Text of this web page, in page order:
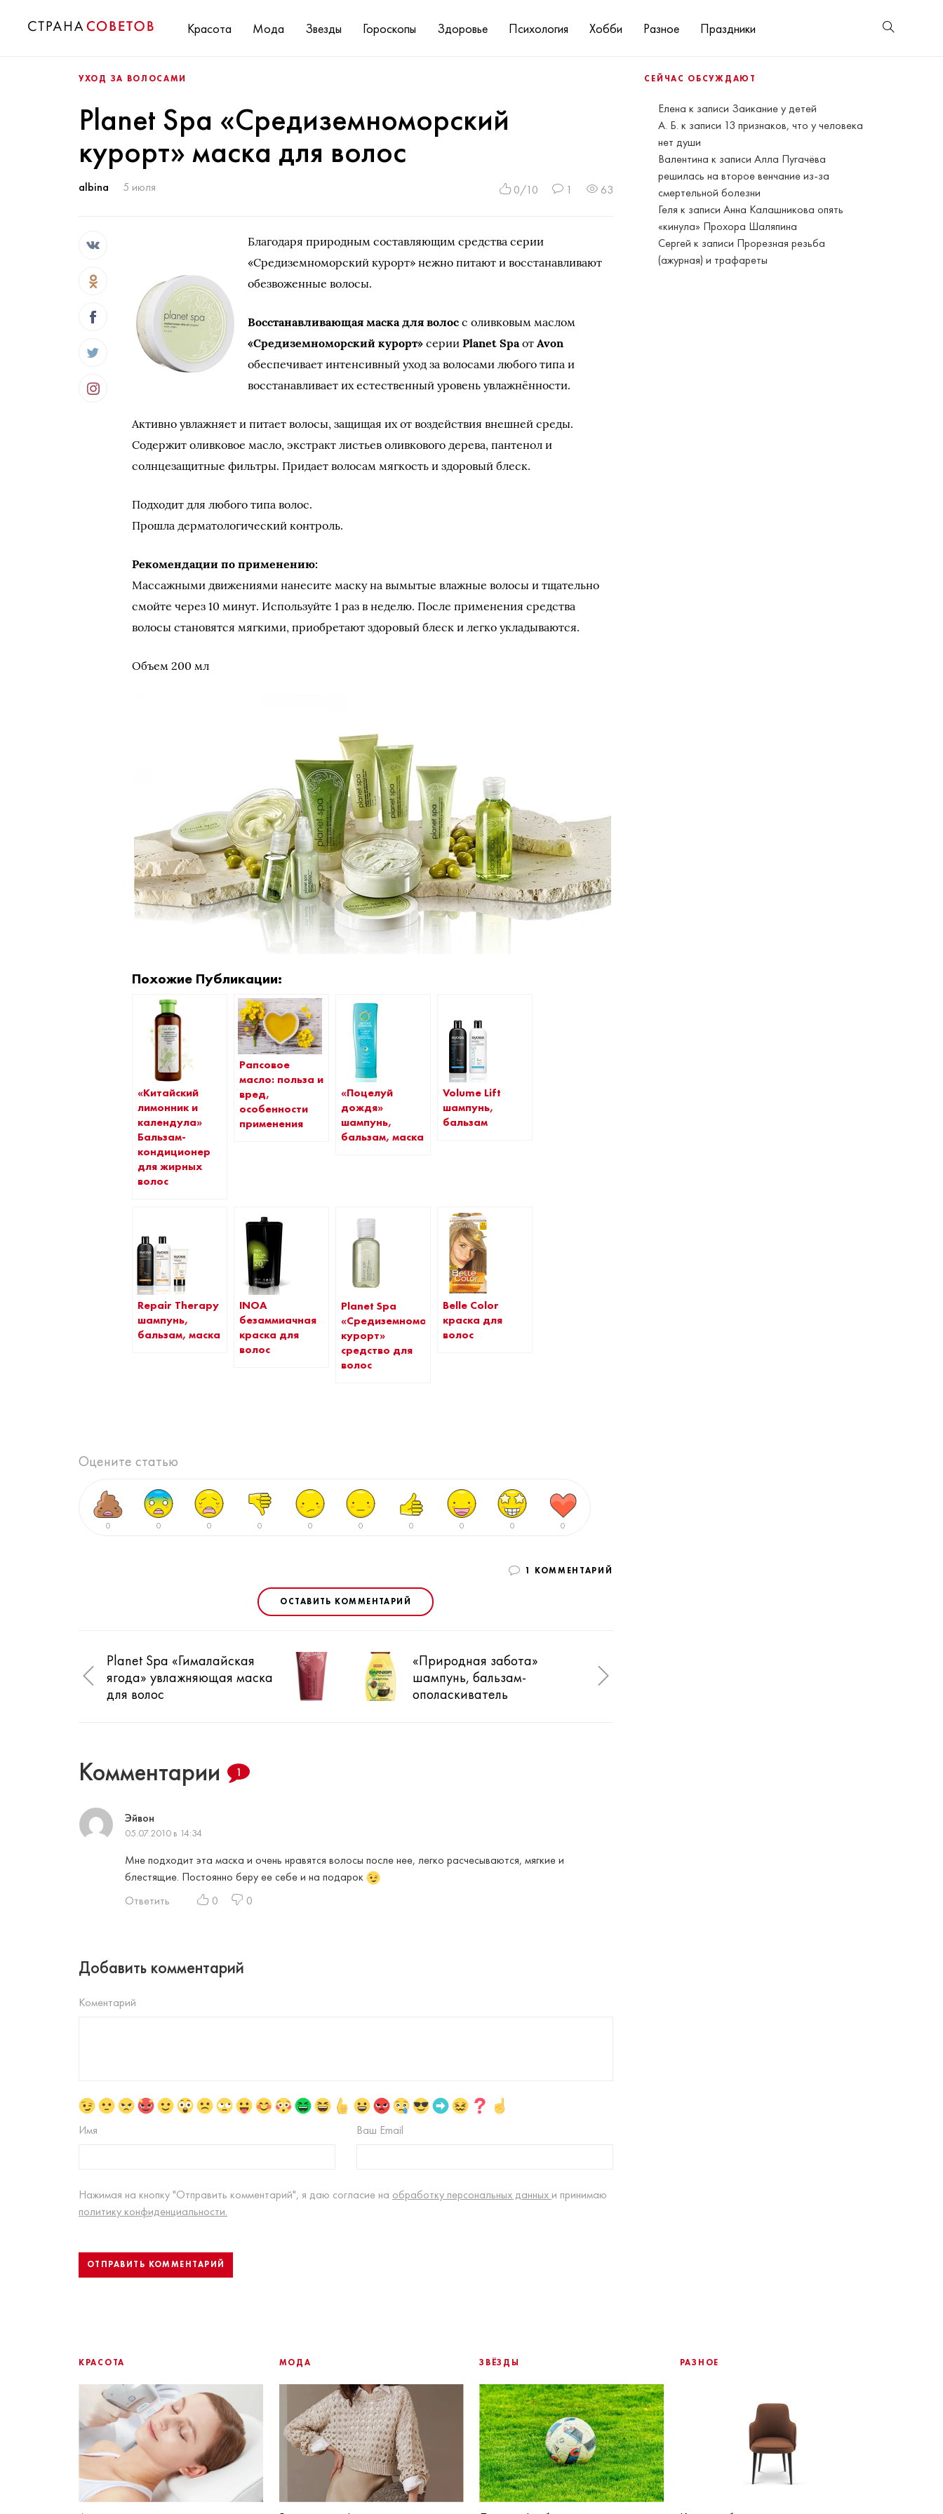
Красота Мода Звезды Гороскопы Здоровье Психология Хобби Разное Праздники
СЕЙЧАС ОБСУЖДАЮТ
Елена к записи Заикание у детей
А. Б. к записи 13 признаков, что у человека
нет души
Валентина к записиАлла Пугачёва
решилась на второе венчание из-за
смертельной болезни
Геля к записиАнна Калашникова опять
«кинула» Прохора Шаляпина
Сергей к записи Прорезная резьба
(ажурная) и трафареты
УХОД ЗА ВОЛОСАМИ
Planet Spa «Средиземноморский
курорт» маска для волос
albina 5 июля 0/10 1 63
Благодаря природным составляющим средства серии
«Средиземноморский курорт» нежно питают и восстанавливают
обезвоженные волосы.
Восстанавливающая маска для волос с оливковым маслом
«Средиземноморский курорт» серииPlanet SpaотAvon
обеспечивает интенсивный уход за волосами любого типа и
восстанавливает их естественный уровень увлажнённости.
Активно увлажняет и питает волосы, защищая их от воздействия внешней среды.
Содержит оливковое масло, экстракт листьев оливкового дерева, пантенол и
солнцезащитные фильтры. Придает волосам мягкость и здоровый блеск.
Подходит для любого типа волос.
Прошла дерматологический контроль.
Рекомендации по применению:
Массажными движениями нанесите маску на вымытые влажные волосы и тщательно
смойте через 10 минут. Используйте 1 раз в неделю. После применения средства
волосы становятся мягкими, приобретают здоровый блеск и легко укладываются.
Объем 200 мл
Похожие Публикации:
«Китайский
лимонник и
календула»
Бальзам-
кондиционер
для жирных
волос
Рапсовое
масло: польза и
вред,
особенности
применения
«Поцелуй
дождя»
шампунь,
бальзам, маска
Volume Lift
шампунь,
бальзам
Repair Therapy
шампунь,
бальзам, маска
INOA
безаммиачная
краска для
волос
Planet Spa
«Средиземноморский
курорт»
средство для
волос
Belle Color
краска для
волос
Оцените статью
0 0 0 0 0 0 0 0 0 0
1 КОММЕНТАРИЙ
ОСТАВИТЬ КОММЕНТАРИЙ
Planet Spa «Гималайская
ягода» увлажняющая маска
для волос
«Природная забота»
шампунь, бальзам-
ополаскиватель
Восстановление 5»
Комментарии 1
Эйвон
05.07.2010 в 14:34
Мне подходит эта маска и очень нравятся волосы после нее, легко расчесываются, мягкие и
блестящие. Постоянно беру ее себе и на подарок
Ответить
0 0
Добавить комментарий
Коментарий
Имя Ваш Email
Нажимая на кнопку "Отправить комментарий", я даю согласие на обработку персональных данных и принимаю
политику конфиденциальности.
КРАСОТА МОДА ЗВЁЗДЫ РАЗНОЕ